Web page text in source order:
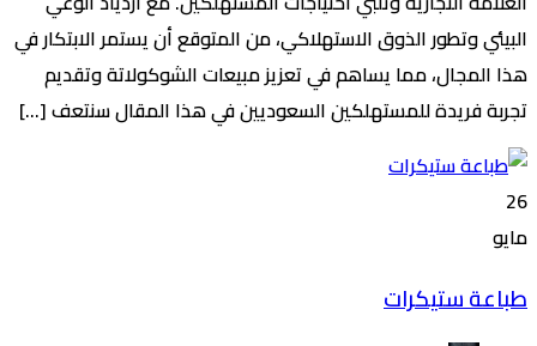
البيئي وتطور الذوق الاستهلاكي، من المتوقع أن يستمر الابتكار في
هذا المجال، مما يساهم في تعزيز مبيعات الشوكولاتة وتقديم
تجربة فريدة للمستهلكين السعوديين في هذا المقال سنتعف […]
26
مايو
طباعة ستيكرات